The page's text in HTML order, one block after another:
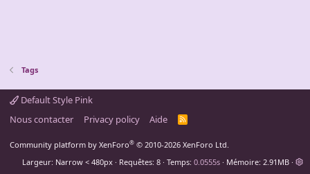
Tags
Default Style Pink
Nous contacter
Privacy policy Aide
R
Community platform by XenForo® © 2010-2026 XenForo Ltd.
Largeur
Requêtes 8 Temps 0.0555s Mémoire 2.91MB